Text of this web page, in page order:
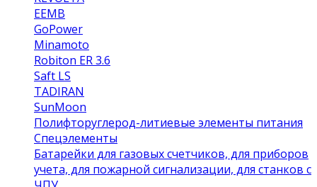
EEMB
GoPower
Minamoto
Robiton ER 3.6
Saft LS
TADIRAN
SunMoon
Полифторуглерод-литиевые элементы питания
Спецэлементы
Батарейки для газовых счетчиков, для приборов
учета, для пожарной сигнализации, для станков с